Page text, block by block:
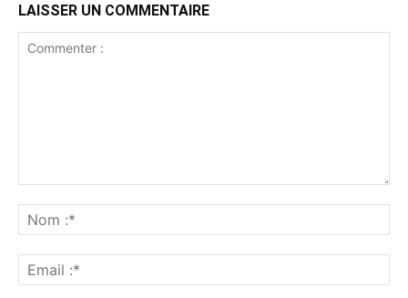
LAISSER UN COMMENTAIRE